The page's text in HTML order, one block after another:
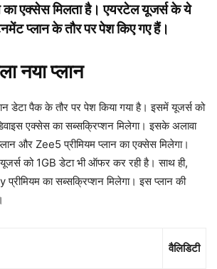
का एक्सेस मिलता है। एयरटेल यूजर्स के ये
प्लान के तौर पर पेश किए गए हैं।
नया प्लान
डेटा पैक के तौर पर पेश किया गया है। इसमें यूजर्स को
एक्सेस का सब्सक्रिप्शन मिलेगा। इसके अलावा
और Zee5 प्रीमियम प्लान का एक्सेस मिलेगा।
को 1GB डेटा भी ऑफर कर रही है। साथ ही,
का सब्सक्रिप्शन मिलेगा। इस प्लान की
वैलिडिटी